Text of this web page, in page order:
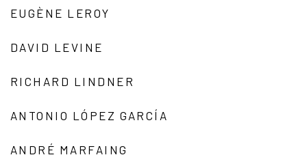
EUGÈNE LEROY
DAVID LEVINE
RICHARD LINDNER
ANTONIO LÓPEZ GARCÍA
ANDRÉ MARFAING